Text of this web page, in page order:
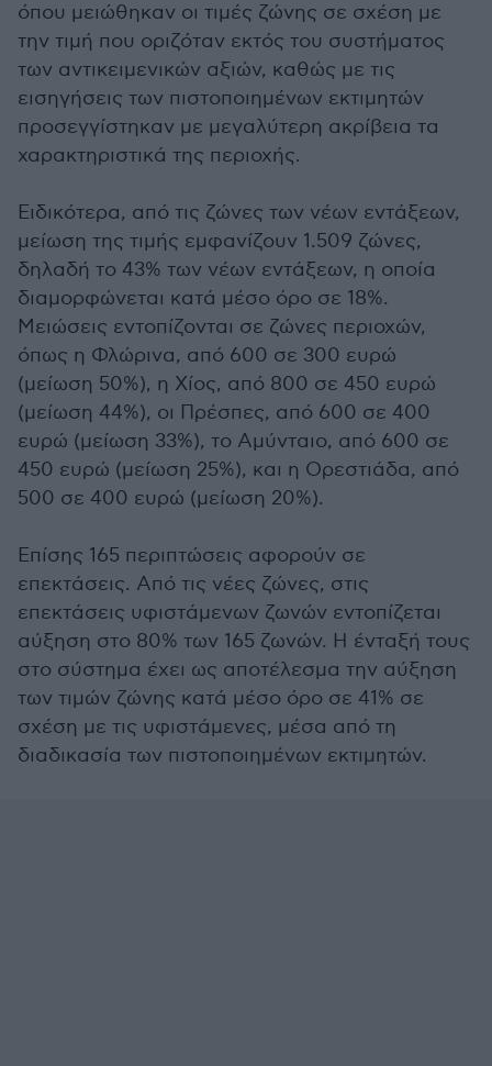
όπου μειώθηκαν οι τιμές ζώνης σε σχέση με
την τιμή που οριζόταν εκτός του συστήματος
των αντικειμενικών αξιών, καθώς με τις
εισηγήσεις των πιστοποιημένων εκτιμητών
προσεγγίστηκαν με μεγαλύτερη ακρίβεια τα
χαρακτηριστικά της περιοχής.
Ειδικότερα, από τις ζώνες των νέων εντάξεων,
μείωση της τιμής εμφανίζουν 1.509 ζώνες,
δηλαδή το 43% των νέων εντάξεων, η οποία
διαμορφώνεται κατά μέσο όρο σε 18%.
Μειώσεις εντοπίζονται σε ζώνες περιοχών,
όπως η Φλώρινα, από 600 σε 300 ευρώ
(μείωση 50%), η Χίος, από 800 σε 450 ευρώ
(μείωση 44%), οι Πρέσπες, από 600 σε 400
ευρώ (μείωση 33%), το Αμύνταιο, από 600 σε
450 ευρώ (μείωση 25%), και η Ορεστιάδα, από
500 σε 400 ευρώ (μείωση 20%).
Επίσης 165 περιπτώσεις αφορούν σε
επεκτάσεις. Από τις νέες ζώνες, στις
επεκτάσεις υφιστάμενων ζωνών εντοπίζεται
αύξηση στο 80% των 165 ζωνών. Η ένταξή τους
στο σύστημα έχει ως αποτέλεσμα την αύξηση
των τιμών ζώνης κατά μέσο όρο σε 41% σε
σχέση με τις υφιστάμενες, μέσα από τη
διαδικασία των πιστοποιημένων εκτιμητών.